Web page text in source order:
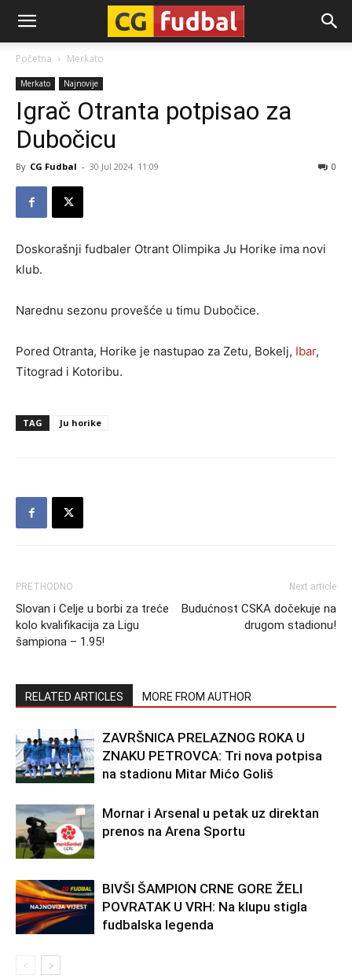
CG-
Fudbal
Početna Merkato
Merkato Najnovije
Igrač Otranta potpisao za
Dubočicu
By CG Fudbal - 30 Jul 2024. 11:09 0
Doskorašnji fudbaler Otrant Olimpika Ju Horike ima novi
klub.
Narednu sezonu provešće u timu Dubočice.
Pored Otranta, Horike je nastupao za Zetu, Bokelj, Ibar,
Titograd i Kotoribu.
TAG Ju horike
PRETHODNO
Slovan i Celje u borbi za treće
kolo kvalifikacija za Ligu
šampiona – 1.95!
Next article
Budućnost CSKA dočekuje na
drugom stadionu!
RELATED ARTICLES MORE FROM AUTHOR
ZAVRŠNICA PRELAZNOG ROKA U
ZNAKU PETROVCA: Tri nova potpisa
na stadionu Mitar Mićo Goliš
Mornar i Arsenal u petak uz direktan
prenos na Arena Sportu
BIVŠI ŠAMPION CRNE GORE ŽELI
POVRATAK U VRH: Na klupu stigla
fudbalska legenda